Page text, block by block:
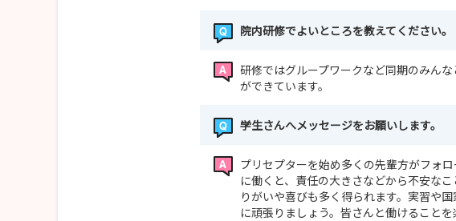
院内研修でよいところを教えてください。
研修ではグループワークなど同期のみん
ができています。
学生さんへメッセージをお願いします。
プリセプターを始め多くの先輩方がフォ
に働くと、責任の大きさなどから不安な
りがいや喜びも多く得られます。実習や
に頑張りましょう。皆さんと働けることを